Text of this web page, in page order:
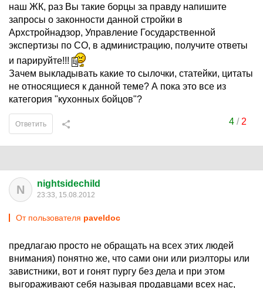
наш ЖК, раз Вы такие борцы за правду напишите
запросы о законности данной стройки в
Архстройнадзор, Управление Государственной
экспертизы по СО, в администрацию, получите ответы
и парируйте!!!
Зачем выкладывать какие то сылочки, статейки, цитаты
не относящиеся к данной теме? А пока это все из
категория "кухонных бойцов"?
4/ 2
Ответить
N nightsidechild
23:33, 15.08.2012
От пользователя paveldoc
предлагаю просто не обращать на всех этих людей
внимания) понятно же, что сами они или риэлторы или
завистники, вот и гонят пургу без дела и при этом
выгораживают себя называя продавцами всех нас,